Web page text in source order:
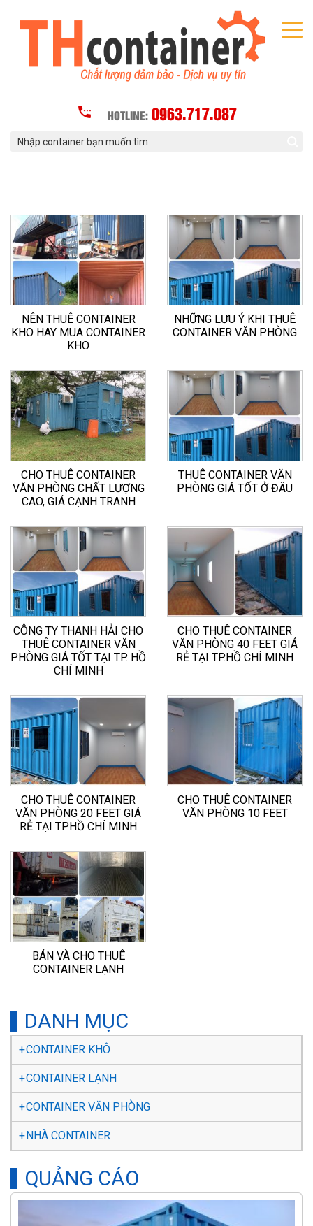
HOTLINE:0963.717.087
NÊN THUÊ CONTAINER
KHO HAY MUA CONTAINER
KHO
NHỮNG LƯU Ý KHI THUÊ
CONTAINER VĂN PHÒNG
CHO THUÊ CONTAINER
VĂN PHÒNG CHẤT LƯỢNG
CAO, GIÁ CẠNH TRANH
THUÊ CONTAINER VĂN
PHÒNG GIÁ TỐT Ở ĐÂU
CÔNG TY THANH HẢI CHO
THUÊ CONTAINER VĂN
PHÒNG GIÁ TỐT TẠI TP. HỒ
CHÍ MINH
CHO THUÊ CONTAINER
VĂN PHÒNG 40 FEET GIÁ
RẺ TẠI TP.HỒ CHÍ MINH
CHO THUÊ CONTAINER
VĂN PHÒNG 20 FEET GIÁ
RẺ TẠI TP.HỒ CHÍ MINH
CHO THUÊ CONTAINER
VĂN PHÒNG 10 FEET
BÁN VÀ CHO THUÊ
CONTAINER LẠNH
DANH MỤC
CONTAINER KHÔ
CONTAINER LẠNH
CONTAINER VĂN PHÒNG
NHÀ CONTAINER
QUẢNG CÁO